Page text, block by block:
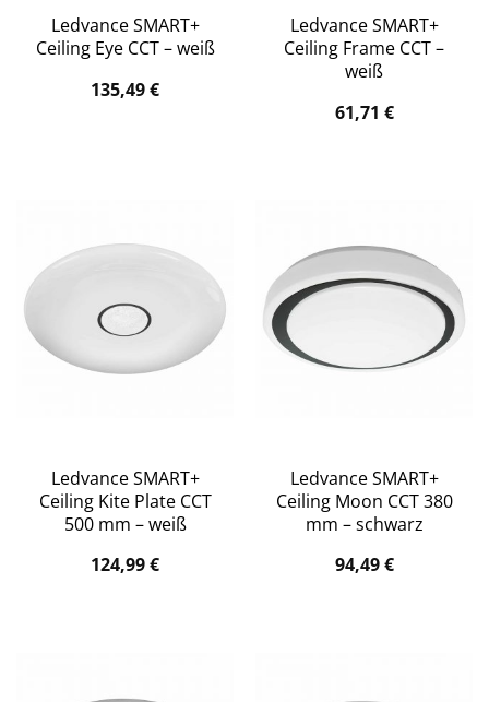
Ledvance SMART+
Ceiling Eye CCT – weiß
135,49€
Ledvance SMART+
Ceiling Frame CCT –
weiß
61,71 €
Ledvance SMART+
Ceiling Kite Plate CCT
500 mm – weiß
124,99€
Ledvance SMART+
Ceiling Moon CCT 380
mm – schwarz
94,49€